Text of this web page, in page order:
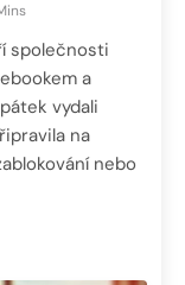
společnosti
a
vydali
na
nebo